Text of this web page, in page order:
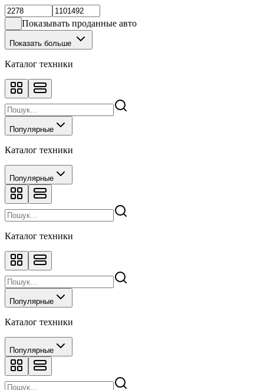
Показывать проданные авто
Показать больше
Каталог техники
Популярные
Каталог техники
Популярные
Каталог техники
Популярные
Каталог техники
Популярные